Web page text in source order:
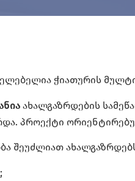
ჭიათურის
ახალგაზრდების
პროექტი
შეუძლიათ